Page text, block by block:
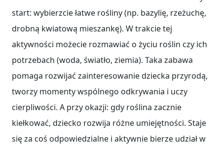
start: wybierzcie łatwe rośliny (np. bazylię, rzeżuchę,
drobną kwiatową mieszankę). W trakcie tej
aktywności możecie rozmawiać o życiu roślin czy ich
potrzebach (woda, światło, ziemia). Taka zabawa
pomaga rozwijać zainteresowanie dziecka przyrodą,
tworzy momenty wspólnego odkrywania i uczy
cierpliwości. A przy okazji: gdy roślina zacznie
kiełkować, dziecko rozwija różne umiejętności. Staje
się za coś odpowiedzialne i aktywnie bierze udział w